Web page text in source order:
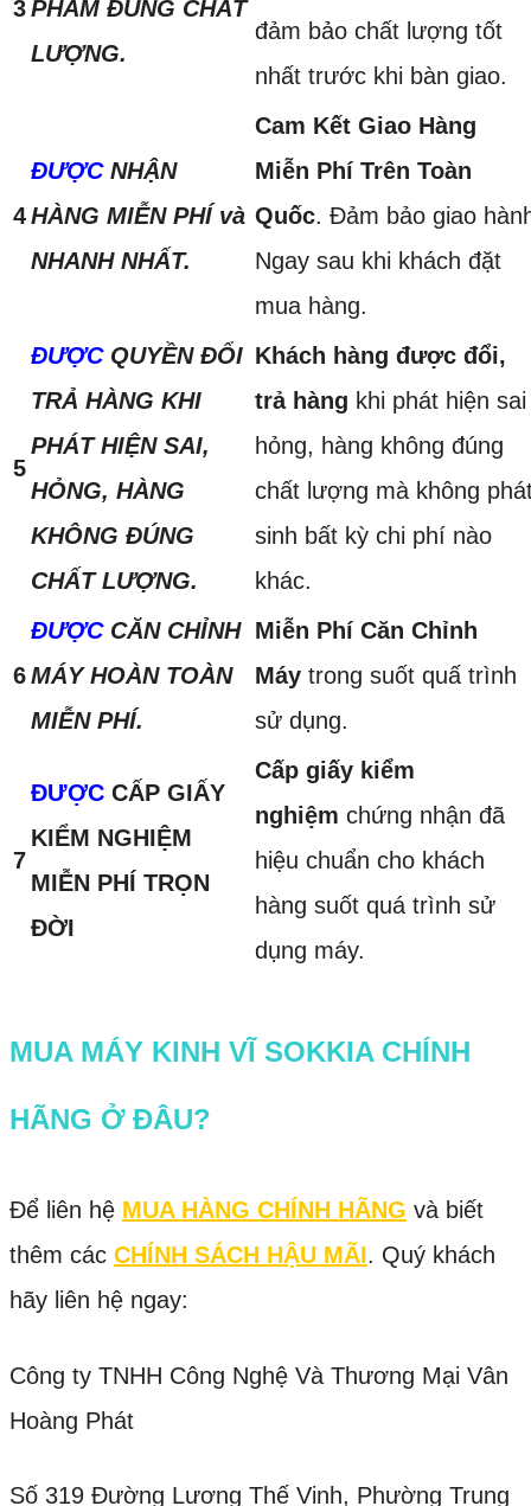
3PHẨM ĐÚNG CHẤT
LƯỢNG.
đảm bảo chất lượng tốt
nhất trước khi bàn giao.
4
ĐƯỢCNHẬN
HÀNG MIỄN PHÍ và
NHANH NHẤT.
Cam Kết Giao Hàng
Miễn Phí Trên Toàn
Quốc. Đảm bảo giao
Ngay sau khi khách đặt
mua hàng.
5
ĐƯỢCQUYỀN ĐỔI
TRẢ HÀNG KHI
PHÁT HIỆN SAI,
HỎNG, HÀNG
KHÔNG ĐÚNG
CHẤT LƯỢNG.
Khách hàng được đổi,
trả hàng khi phát hiện sai
hỏng, hàng không đúng
chất lượng mà không
sinh bất kỳ chi phí nào
khác.
6
ĐƯỢCCĂN CHỈNH
MÁY HOÀN TOÀN
MIỄN PHÍ.
Miễn Phí Căn Chỉnh
Máy trong suốt quấ trình
sử dụng.
7
ĐƯỢC CẤP GIẤY
KIỂM NGHIỆM
MIỄN PHÍ TRỌN
ĐỜI
Cấp giấy kiểm
nghiệm chứng nhận đã
hiệu chuẩn cho khách
hàng suốt quá trình sử
dụng máy.
MUA MÁY KINH VĨ SOKKIA CHÍNH
HÃNG Ở ĐÂU?
Để liên hệ MUA HÀNG CHÍNH HÃNG và biết
thêm các CHÍNH SÁCH HẬU MÃI. Quý khách
hãy liên hệ ngay:
Công ty TNHH Công Nghệ Và Thương Mại Vân
Hoàng Phát
Số 319 Đường Lương Thế Vinh, Phường Trung